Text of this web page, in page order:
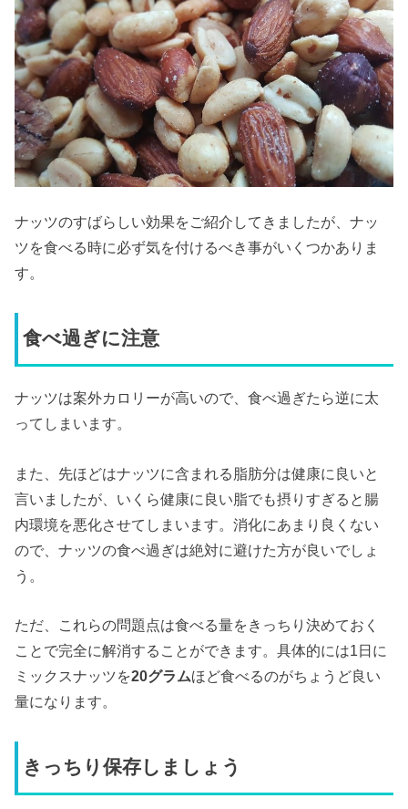
ナッツのすばらしい効果をご紹介してきましたが、ナッ
ツを食べる時に必ず気を付けるべき事がいくつかありま
す。
食べ過ぎに注意
ナッツは案外カロリーが高いので、食べ過ぎたら逆に太
ってしまいます。
また、先ほどはナッツに含まれる脂肪分は健康に良いと
言いましたが、いくら健康に良い脂でも摂りすぎると腸
内環境を悪化させてしまいます。消化にあまり良くない
ので、ナッツの食べ過ぎは絶対に避けた方が良いでしょ
う。
ただ、これらの問題点は食べる量をきっちり決めておく
ことで完全に解消することができます。具体的には1日に
ミックスナッツを20グラムほど食べるのがちょうど良い
量になります。
きっちり保存しましょう